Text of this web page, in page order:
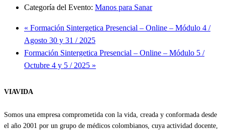
Categoría del Evento: Manos para Sanar
« Formación Sintergetica Presencial – Online – Módulo 4 /
Agosto 30 y 31 / 2025
Formación Sintergetica Presencial – Online – Módulo 5 /
Octubre 4 y 5 / 2025 »
VIAVIDA
Somos una empresa comprometida con la vida, creada y conformada desde
el año 2001 por un grupo de médicos colombianos, cuya actividad docente,